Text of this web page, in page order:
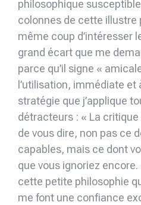
philosophique
colonnes de cette illustre
même coup d’intéresser
grand écart que me
parce qu’il signe «
l’utilisation, immédiate et
stratégie que j’applique
détracteurs : « La
de vous dire, non pas ce
capables, mais ce dont
que vous ignoriez
cette petite philosophie
me font une confiance